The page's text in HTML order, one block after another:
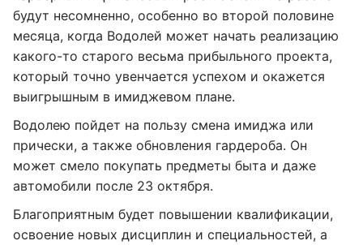
будут несомненно, особенно во второй половине
месяца, когда Водолей может начать реализацию
какого-то старого весьма прибыльного проекта,
который точно увенчается успехом и окажется
выигрышным в имиджевом плане.
Водолею пойдет на пользу смена имиджа или
прически, а также обновления гардероба. Он
может смело покупать предметы быта и даже
автомобили после 23 октября.
Благоприятным будет повышении квалификации,
освоение новых дисциплин и специальностей, а